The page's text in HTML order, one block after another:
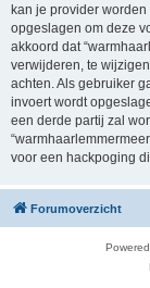
kan je provider
opgeslagen om deze
akkoord dat
verwijderen, te
achten. Als gebruiker
invoert wordt
een derde partij zal
voor een hackpoging
Forumoverzicht